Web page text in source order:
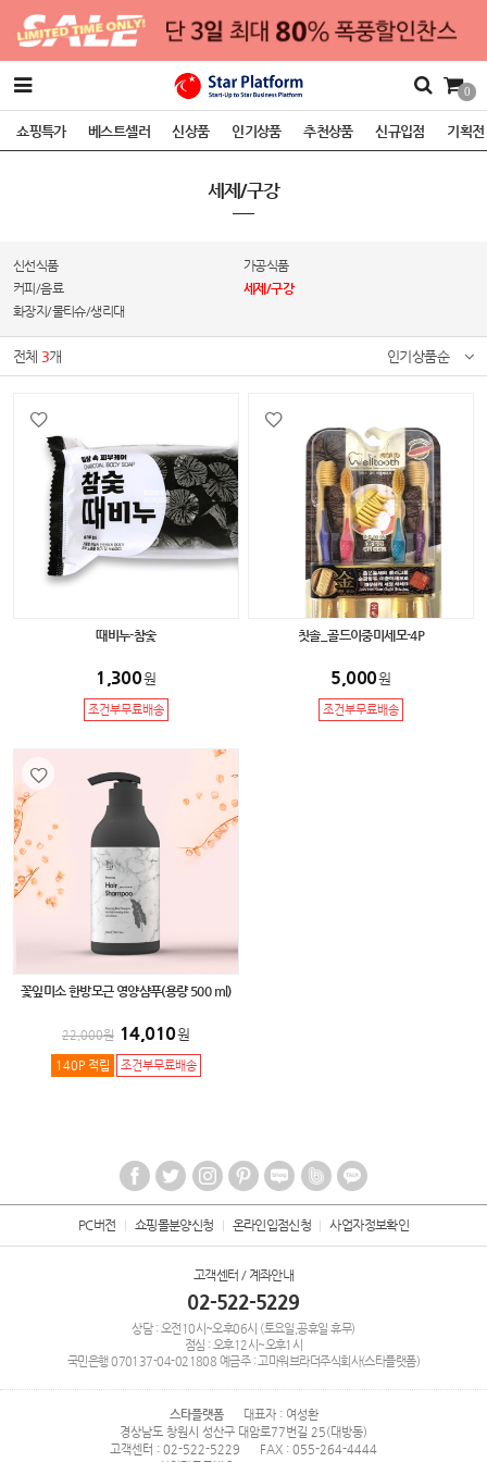
0
쇼핑특가 베스트셀러 신상품 인기상품 추천상품 신규입점 기획전
세제/구강
신선식품
가공식품
커피/음료
세제/구강
화장지/물티슈/생리대
전체 3개 인기상품순
때비누-참숯
1,300원
조건부무료배송
칫솔_골드이중미세모-4P
5,000원
조건부무료배송
꽃잎미소 한방모근 영양샴푸(용량 500 ml)
22,000원 14,010원
140P 적립 조건부무료배송
PC버전 쇼핑몰분양신청 온라인입점신청 사업자정보확인
고객센터 / 계좌안내
02-522-5229
상담 : 오전10시~오후06시 (토요일,공휴일 휴무)
점심 : 오후12시~오후1시
국민은행070137-04-021808 예금주 : 고마워브라더주식회사(스타플랫폼)
스타플랫폼
대표자 : 여성환
경상남도 창원시 성산구 대암로77번길 25(대방동)
고객센터 : 02-522-5229
FAX : 055-264-4444